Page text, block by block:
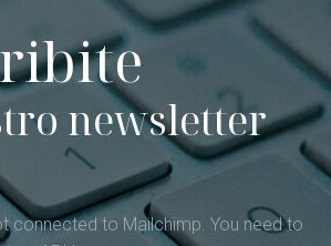
newsletter
connected to Mailchimp. You need to